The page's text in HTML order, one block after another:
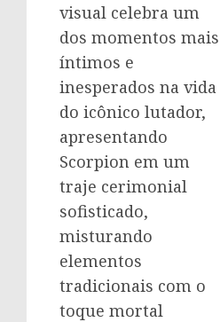
visual celebra um
dos momentos mais
íntimos e
inesperados na vida
do icônico lutador,
apresentando
Scorpion em um
traje cerimonial
sofisticado,
misturando
elementos
tradicionais com o
toque mortal